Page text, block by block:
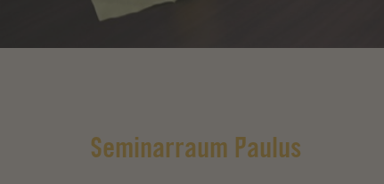
Seminarraum Paulus